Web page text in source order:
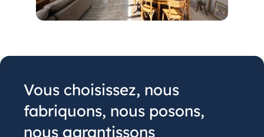
Vous choisissez, nous
fabriquons, nous posons,
nous garantissons